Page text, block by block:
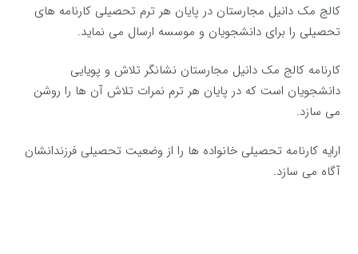
کالج مک دانیل مجارستان در پایان هر ترم تحصیلی کارنامه های
تحصیلی را برای دانشجویان و موسسه ارسال می نماید.
کارنامه کالج مک دانیل مجارستان نشانگر تلاش و پویایی
دانشجویان است که در پایان هر ترم نمرات تلاش آن ها را روشن
می سازد.
ارایه کارنامه تحصیلی خانواده ها را از وضعیت تحصیلی فرزندانشان
آگاه می سازد.